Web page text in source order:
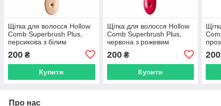
Щітка для волосся Hollow
Comb Superbrush Plus,
персикова з білим
200 ₴
Купити
Щітка для волосся Hollow
Comb Superbrush Plus,
червона з рожевим
200₴
Купити
200
Про нас